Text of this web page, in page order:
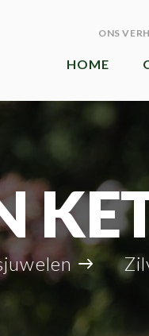
ONS
HOME